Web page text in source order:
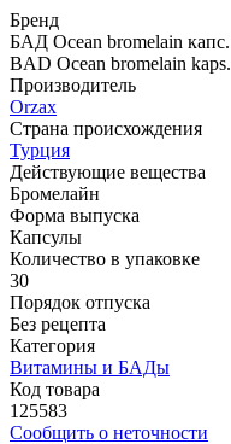
Бренд
БАД Ocean bromelain капс.
BAD Ocean bromelain kaps.
Производитель
Orzax
Страна происхождения
Турция
Действующие вещества
Бромелайн
Форма выпуска
Капсулы
Количество в упаковке
30
Порядок отпуска
Без рецепта
Категория
Витамины и БАДы
Код товара
125583
Сообщить о неточности